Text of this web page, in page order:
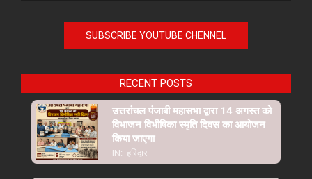
SUBSCRIBE YOUTUBE CHENNEL
RECENT POSTS
उत्तरांचल पंजाबी महासभा द्वारा 14 अगस्त को
विभाजन विभीषिका स्मृति दिवस का आयोजन
किया जाएगा
IN: हरिद्वार